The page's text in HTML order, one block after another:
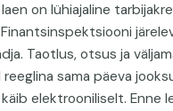
on lühiajaline
Taotlus, otsus ja
sama päeva
elektrooniliselt. Enne